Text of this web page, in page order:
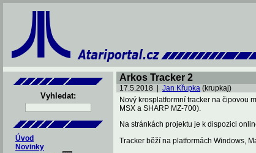
Vyhledat:
Úvod
Novinky
Arkos Tracker 2
17.5.2018 | Jan Křupka (krupkaj)
Nový krosplatformní tracker na čipovou
MSX a SHARP MZ-700).
Na stránkách projektu je k dispozici
Tracker běží na platformách Windows,